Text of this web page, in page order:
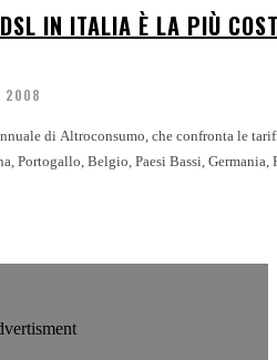
IN ITALIA È LA PIÙ
2008
di Altroconsumo, che confronta le
Portogallo, Belgio, Paesi Bassi, Germania,